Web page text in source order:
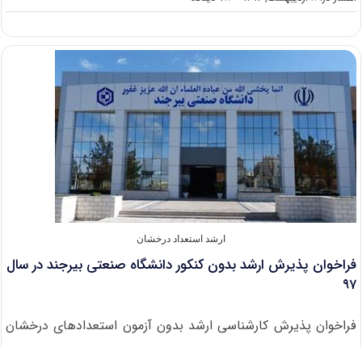
دانلود
کنکور
کارشناسی
ارشد
۹۷
ارشد استعداد درخشان
فراخوان پذیرش ارشد بدون کنکور دانشگاه صنعتی بیرجند در سال
۹۷
فراخوان پذیرش کارشناسی ارشد بدون آزمون استعدادهای درخشان